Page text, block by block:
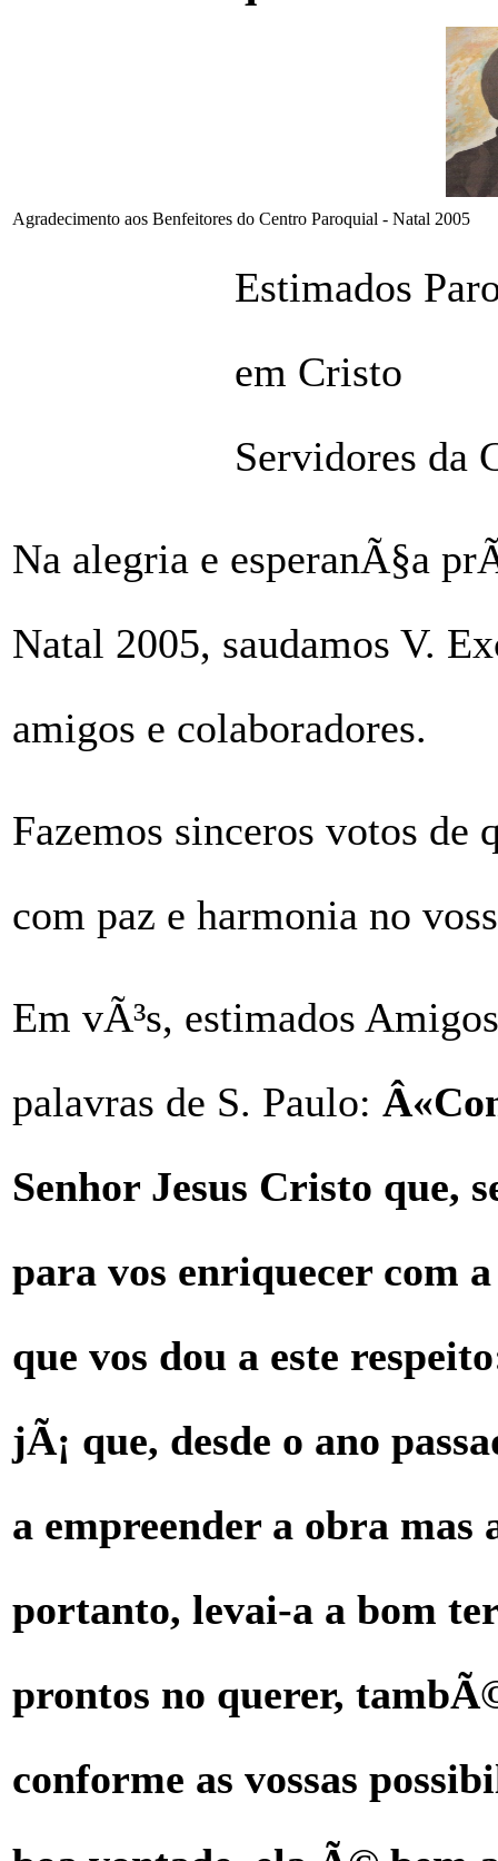
Agradecimento aos Benfeitores do Centro Paroquial - Natal 2005
Estimados
em Cristo
Servidores da
Na alegria e esperanÃ§a
Natal 2005, saudamos V.
amigos e colaboradores.
Fazemos sinceros votos de
com paz e harmonia no
Em vÃ³s, estimados
palavras de S. Paulo:
Senhor Jesus Cristo que,
para vos enriquecer com
que vos dou a este
jÃ¡ que, desde o ano
a empreender a obra
portanto, levai-a a bom
prontos no querer,
conforme as vossas